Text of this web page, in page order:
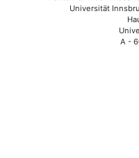
Universität
A -